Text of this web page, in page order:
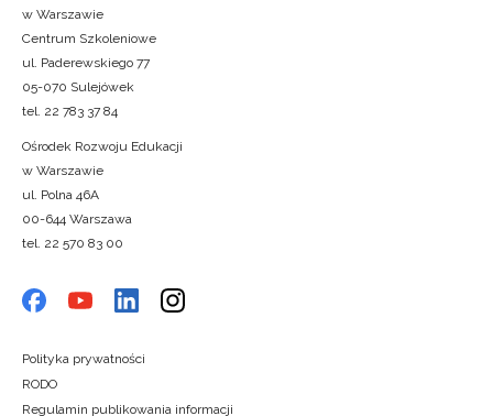
w Warszawie
Centrum Szkoleniowe
ul. Paderewskiego 77
05-070 Sulejówek
tel. 22 783 37 84
Ośrodek Rozwoju Edukacji
w Warszawie
ul. Polna 46A
00-644 Warszawa
tel. 22 570 83 00
Polityka prywatności
RODO
Regulamin publikowania informacji